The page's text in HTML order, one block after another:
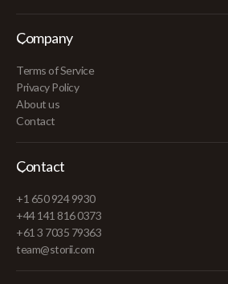
Company
Terms of Service
Privacy Policy
About us
Contact
Contact
+1 650 924 9930
+44 141 816 0373
+61 3 7035 79363
team@storii.com